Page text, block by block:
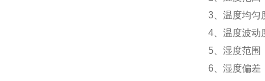
3、温度均
4、温度波
5、湿度范围
6、湿度偏差